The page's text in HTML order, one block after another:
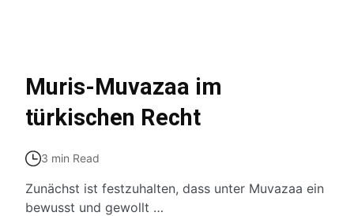
Muris-Muvazaa im
türkischen Recht
3 min Read
Zunächst ist festzuhalten, dass unter Muvazaa ein
bewusst und gewollt …